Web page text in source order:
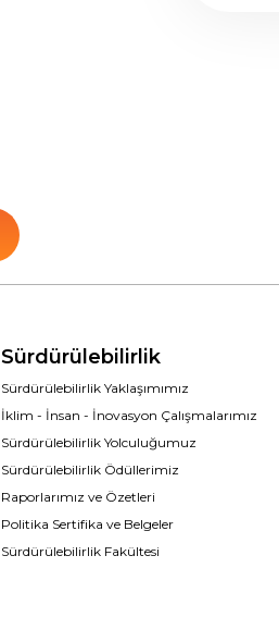
Sürdürülebilirlik
Sürdürülebilirlik Yaklaşımımız
İklim - İnsan - İnovasyon Çalışmalarımız
Sürdürülebilirlik Yolculuğumuz
Sürdürülebilirlik Ödüllerimiz
Raporlarımız ve Özetleri
Politika Sertifika ve Belgeler
Sürdürülebilirlik Fakültesi